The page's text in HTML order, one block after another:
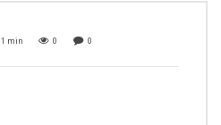
1 min 0 0